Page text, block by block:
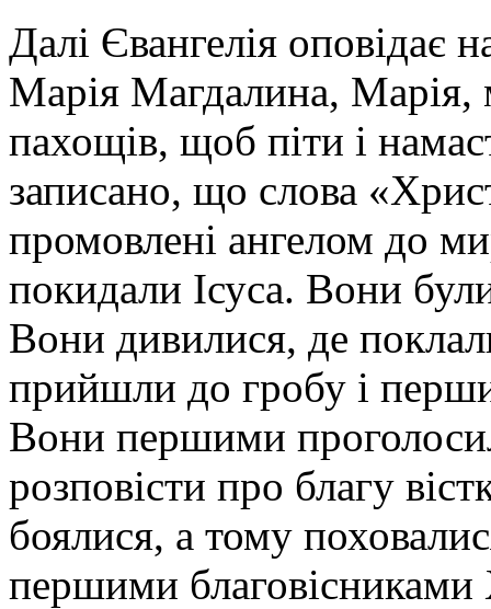
Далі Євангелія оповідає
Марія Магдалина, Марія,
пахощів, щоб піти і
записано, що слова
промовлені ангелом до
покидали Ісуса. Вони
Вони дивилися, де
прийшли до гробу і
Вони першими
розповісти про благу
боялися, а тому
першими благовісниками